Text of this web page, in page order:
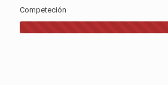
Competeción